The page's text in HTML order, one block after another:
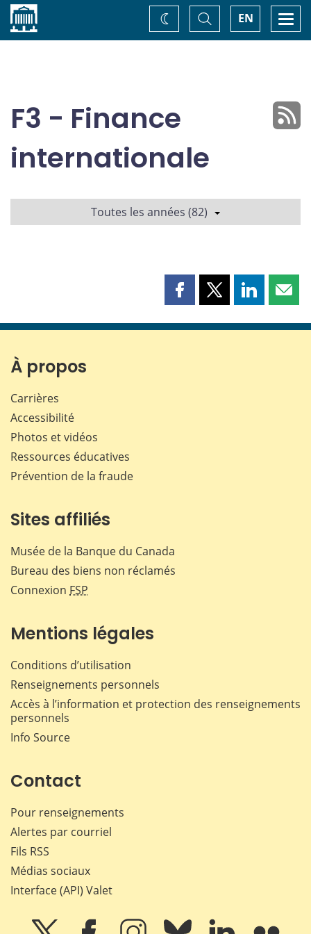
Accueil EN
Basculer
la
recherche
Changez
de
F3 - Finance
internationale
Toutes les années (82)
Partager
page
Partager
page
Partager
page page
À propos
Carrières
Accessibilité
Photos et vidéos
Ressources éducatives
Prévention de la fraude
Sites affiliés
Musée de la Banque du Canada
Bureau des biens non réclamés
Connexion FSP
Mentions légales
Conditions d’utilisation
Renseignements personnels
Accès à l’information et protection des renseignements
personnels
Info Source
Contact
Pour renseignements
Alertes par courriel
Fils RSS
Médias sociaux
Interface (API) Valet